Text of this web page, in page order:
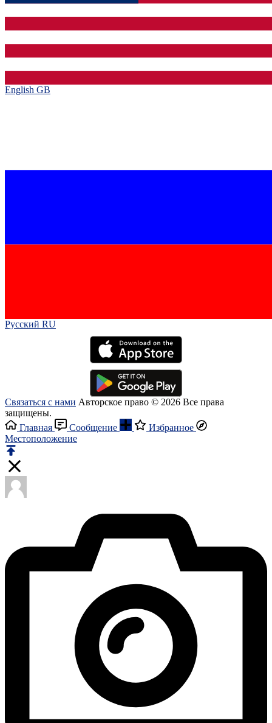
English GB‎
Русский RU‎
Связаться с нами Авторское право © 2026 Все права
защищены.
Главная
Сообщение
Избранное
Местоположение